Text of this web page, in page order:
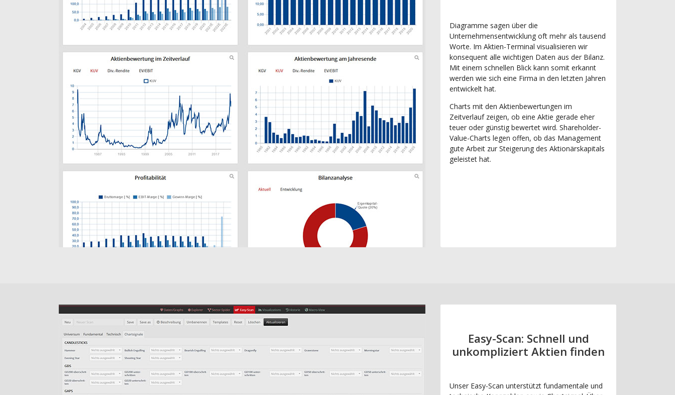
Diagramme sagen über die
Unternehmensentwicklung oft mehr als tausend
Worte. Im Aktien-Terminal visualisieren wir
konsequent alle wichtigen Daten aus der Bilanz.
Mit einem schnellen Blick kann somit erkannt
werden wie sich eine Firma in den letzten Jahren
entwickelt hat.
Charts mit den Aktienbewertungen im
Zeitverlauf zeigen, ob eine Aktie gerade eher
teuer oder günstig bewertet wird. Shareholder-
Value-Charts legen offen, ob das Management
gute Arbeit zur Steigerung des Aktionärskapitals
geleistet hat.
Easy-Scan: Schnell und
unkompliziert Aktien finden
Unser Easy-Scan unterstützt fundamentale und